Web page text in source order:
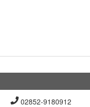
02852-9180912